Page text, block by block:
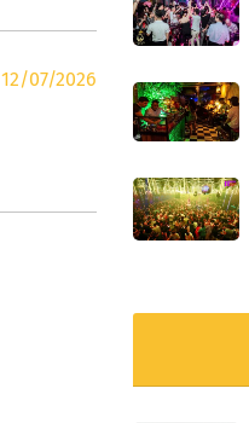
12/07/2026